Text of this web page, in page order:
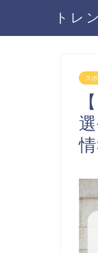
トレ
ス
情